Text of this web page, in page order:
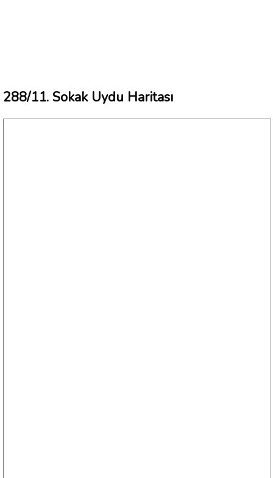
288/11. Sokak Uydu Haritası